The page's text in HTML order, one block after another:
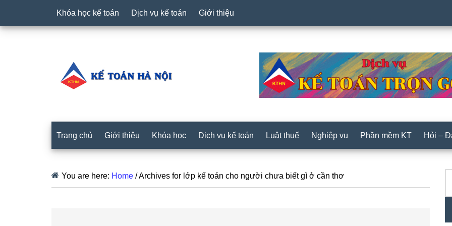
Khóa học kế toán Dịch vụ kế toán Giới thiệu
Trang chủ Giới thiệu Khóa học Dịch vụ kế toán Luật thuế Nghiệp vụ Phần mềm KT Hỏi –
You are here: Home /Archives for lớp kế toán cho người chưa biết gì ở cần thơ